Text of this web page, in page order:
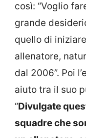
così: “Voglio
grande
quello di
allenatore,
dal 2006”. Poi
aiuto tra il suo
“Divulgate
squadre che